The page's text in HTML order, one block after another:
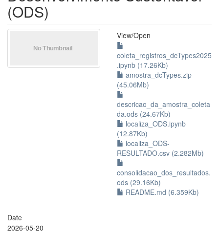
(ODS)
View/Open
coleta_registros_dcTypes2025
.ipynb (17.26Kb)
amostra_dcTypes.zip
(45.06Mb)
descricao_da_amostra_coleta
da.ods (24.67Kb)
localiza_ODS.ipynb
(12.87Kb)
localiza_ODS-
RESULTADO.csv (2.282Mb)
consolidacao_dos_resultados.
ods (29.16Kb)
README.md (6.359Kb)
Date
2026-05-20